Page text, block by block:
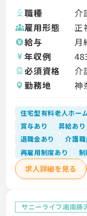
職種
介
雇用形態
正
給与
月
年収例
必須資格
介
勤務地
神
住宅型有料老人ホー
賞与あり
昇給あり
退職金あり
介護
再雇用制度あり
求人詳細を見る
サニーライフ湘南藤